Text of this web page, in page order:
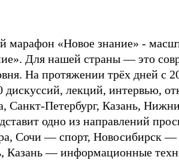
марафон «Новое знание» -
Для нашей страны — это
На протяжении трёх дней с
дискуссий, лекций, интервью,
Санкт-Петербург, Казань,
одно из направлений
Сочи — спорт, Новосибирск
Казань — информационные